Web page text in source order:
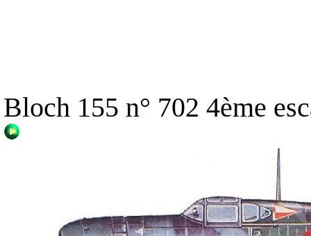
Bloch 155 n° 702 4ème